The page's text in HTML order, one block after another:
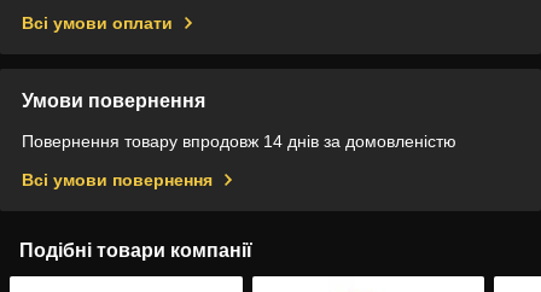
Всі умови оплати
Умови повернення
Повернення товару впродовж 14 днів за домовленістю
Всі умови повернення
Подібні товари компанії